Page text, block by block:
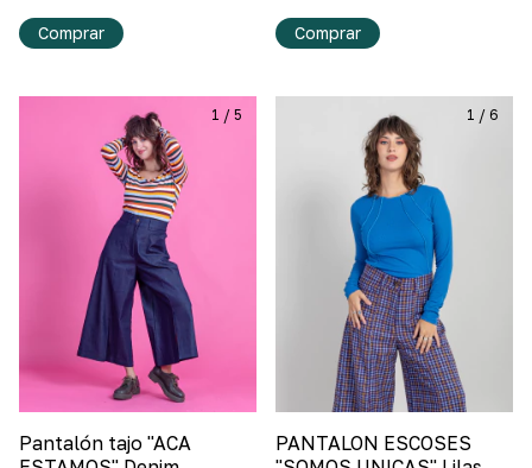
Comprar Comprar
1 / 5
Pantalón tajo "ACA
1 / 6
PANTALON ESCOSES